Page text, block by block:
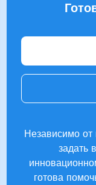
Независимо от
задать
готова